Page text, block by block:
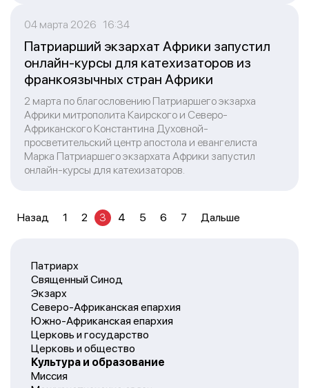
Патриарх
Священный Синод
Экзарх
Северо-Африканская епархия
Южно-Африканская епархия
Церковь и государство
Церковь и общество
Культура и образование
Миссия
04 марта 2026 16:34
Патриарший экзархат Африки запустил
онлайн-курсы для катехизаторов из
франкоязычных стран Африки
2 марта по благословению Патриаршего экзарха
Африки митрополита Каирского и Северо-
Африканского Константина Духовной-
просветительский центр апостола и евангелиста
Марка Патриаршего экзархата Африки запустил
онлайн-курсы для катехизаторов.
Назад 1 2 3 4 5 6 7 Дальше